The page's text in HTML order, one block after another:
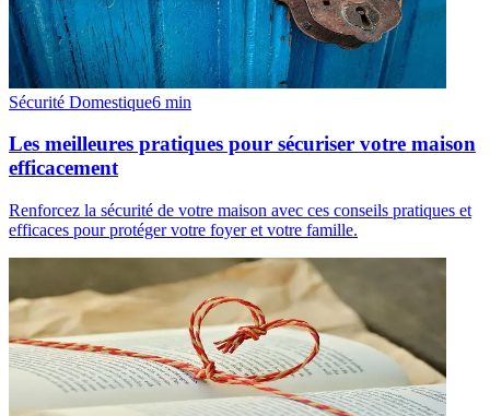
Sécurité Domestique6 min
Les meilleures pratiques pour sécuriser votre maison
efficacement
Renforcez la sécurité de votre maison avec ces conseils pratiques et
efficaces pour protéger votre foyer et votre famille.